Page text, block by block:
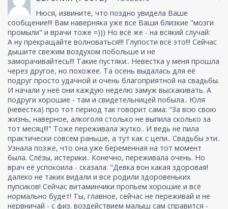
Нюся, извините, что поздно увидела Ваше
сообщение!!! Вам наверняка уже все Ваши близкие "мозги
промыли" и врачи тоже =))) Но всё же - на всякий случай:
А ну прекращайте волноваться!!! Глупости всё это!!! Сейчас
дышите свежим воздухом побольше и не
заморачивайтесь!!! Такие пустяки.. Невестка у меня прошла
через другое, но похожее. Та осень выдалась для её
подруг просто удачной и очень благоприятной на свадьбы.
И начали у неё они каждую неделю замуж выскакивать. А
подруги хорошие - там и свидетельницей побыла.. Юля
(невестка) про тот период так говорит сама: "За всю свою
жизнь, наверное, алкоголя столько не выпила сколько за
тот месяц!!!" Тоже переживала жутко.. И ведь не пила
практически совсем раньше, а тут как с цепи.. Свадьбы эти..
Узнала позже, что она уже беременная на тот момент
была. Слёзы, истерики.. Конечно, переживала очень. Но
врач её успокоила - сказала: "Девка вон какая здоровая!
далеко не таких видали и все родили здоровеньких
пупсиков! Сейчас витаминчики пропьем хорошие и всё
нормально будет! Ты, главное, сейчас не переживай и не
нервничай - с физ. воздействием малыш сам справится -